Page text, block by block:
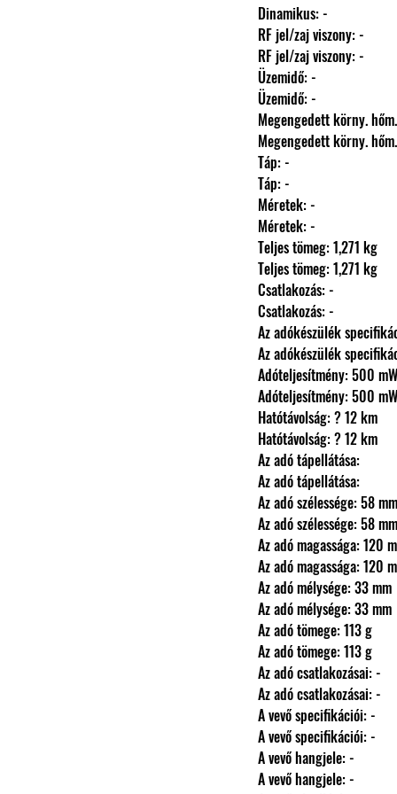
                Dinamikus: -
                RF jel/zaj viszony: -
                RF jel/zaj viszony: -
                Üzemidő: -
                Üzemidő: -
Megengedett körny.
Megengedett körny.
                Táp: -
                Táp: -
                Méretek: -
                Méretek: -
                Teljes tömeg: 1,271 kg
                Teljes tömeg: 1,271 kg
                Csatlakozás: -
                Csatlakozás: -
Az adókészülék
Az adókészülék
                Adóteljesítmény: 500 mW
                Adóteljesítmény: 500 mW
                Hatótávolság: ? 12 km
                Hatótávolság: ? 12 km
                Az adó tápellátása:
                Az adó tápellátása:
                Az adó szélessége: 58 mm
                Az adó szélessége: 58 mm
Az adó magassága:
Az adó magassága:
                Az adó mélysége: 33 mm
                Az adó mélysége: 33 mm
                Az adó tömege: 113 g
                Az adó tömege: 113 g
                Az adó csatlakozásai: -
                Az adó csatlakozásai: -
                A vevő specifikációi: -
                A vevő specifikációi: -
                A vevő hangjele: -
                A vevő hangjele: -